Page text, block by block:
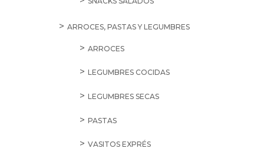
ARROCES, PASTAS Y LEGUMBRES
ARROCES
LEGUMBRES COCIDAS
LEGUMBRES SECAS
PASTAS
VASITOS EXPRÉS